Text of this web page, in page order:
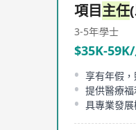
項目主任
3-5年學士
$35K-
享有年假
提供醫療福
具專業發